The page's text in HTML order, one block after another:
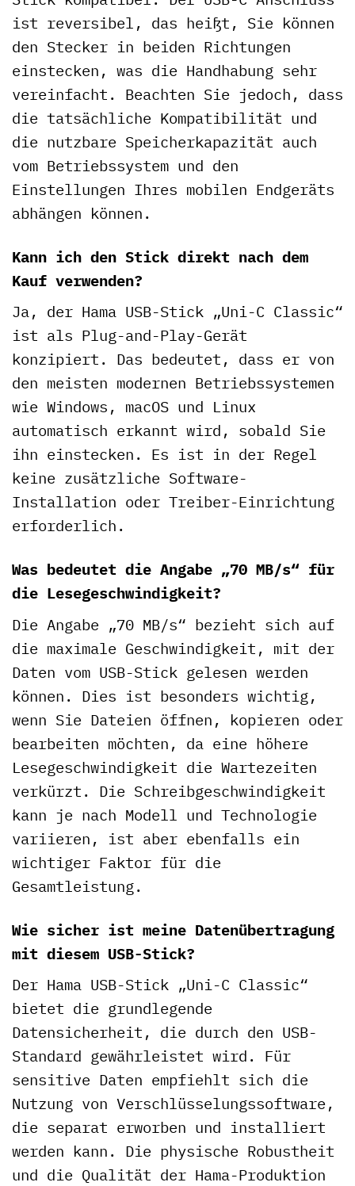
ist reversibel, das heißt, Sie können
den Stecker in beiden Richtungen
einstecken, was die Handhabung sehr
vereinfacht. Beachten Sie jedoch, dass
die tatsächliche Kompatibilität und
die nutzbare Speicherkapazität auch
vom Betriebssystem und den
Einstellungen Ihres mobilen Endgeräts
abhängen können.
Kann ich den Stick direkt nach dem
Kauf verwenden?
Ja, der Hama USB-Stick „Uni-C Classic“
ist als Plug-and-Play-Gerät
konzipiert. Das bedeutet, dass er von
den meisten modernen Betriebssystemen
wie Windows, macOS und Linux
automatisch erkannt wird, sobald Sie
ihn einstecken. Es ist in der Regel
keine zusätzliche Software-
Installation oder Treiber-Einrichtung
erforderlich.
Was bedeutet die Angabe „70 MB/s“ für
die Lesegeschwindigkeit?
Die Angabe „70 MB/s“ bezieht sich auf
die maximale Geschwindigkeit, mit der
Daten vom USB-Stick gelesen werden
können. Dies ist besonders wichtig,
wenn Sie Dateien öffnen, kopieren oder
bearbeiten möchten, da eine höhere
Lesegeschwindigkeit die Wartezeiten
verkürzt. Die Schreibgeschwindigkeit
kann je nach Modell und Technologie
variieren, ist aber ebenfalls ein
wichtiger Faktor für die
Gesamtleistung.
Wie sicher ist meine Datenübertragung
mit diesem USB-Stick?
Der Hama USB-Stick „Uni-C Classic“
bietet die grundlegende
Datensicherheit, die durch den USB-
Standard gewährleistet wird. Für
sensitive Daten empfiehlt sich die
Nutzung von Verschlüsselungssoftware,
die separat erworben und installiert
werden kann. Die physische Robustheit
und die Qualität der Hama-Produktion